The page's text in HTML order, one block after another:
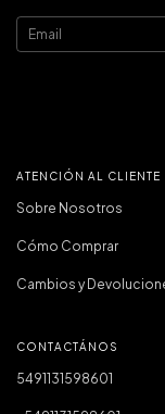
ATENCIÓN AL CLIENTE
Sobre Nosotros
Cómo Comprar
Cambios y
CONTACTÁNOS
5491131598601